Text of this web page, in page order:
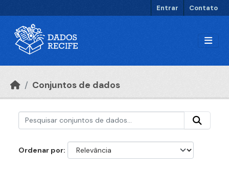
Entrar Contato
Conjuntos de dados
Ordenar por